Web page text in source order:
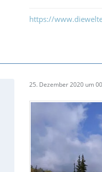
https://
25. Dezember 2020 um